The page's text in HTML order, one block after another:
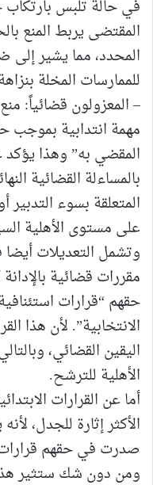
في حالة تلبس بارتكاب
المقتضى يربط المنع
المحدد، مما يشير إلى
للممارسات المخلة
– المعزولون قضائياً:
مهمة انتدابية بموجب
المقضي به” وهذا يؤكد
بالمساءلة القضائية
المتعلقة بسوء التدبير
على مستوى الأهلية
و​تشمل التعديلات
مقررات قضائية
حقهم “قرارات
الانتخابية”. لأن هذا
اليقين القضائي،
الأهلية للترشح.
أما عن ​القرارات
الأكثر إثارة للجدل،
صدرت في حقهم قرارات
ومن دون شك ستثير